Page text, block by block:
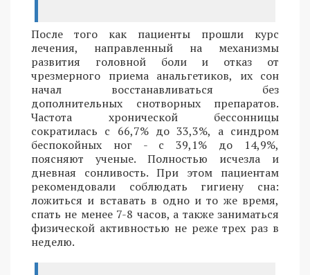
После того как пациенты прошли курс
лечения, направленный на механизмы
развития головной боли и отказ от
чрезмерного приема анальгетиков, их сон
начал восстанавливаться без
дополнительных снотворных препаратов.
Частота хронической бессонницы
сократилась с 66,7% до 33,3%, а синдром
беспокойных ног - с 39,1% до 14,9%,
поясняют ученые. Полностью исчезла и
дневная сонливость. При этом пациентам
рекомендовали соблюдать гигиену сна:
ложиться и вставать в одно и то же время,
спать не менее 7-8 часов, а также заниматься
физической активностью не реже трех раз в
неделю.